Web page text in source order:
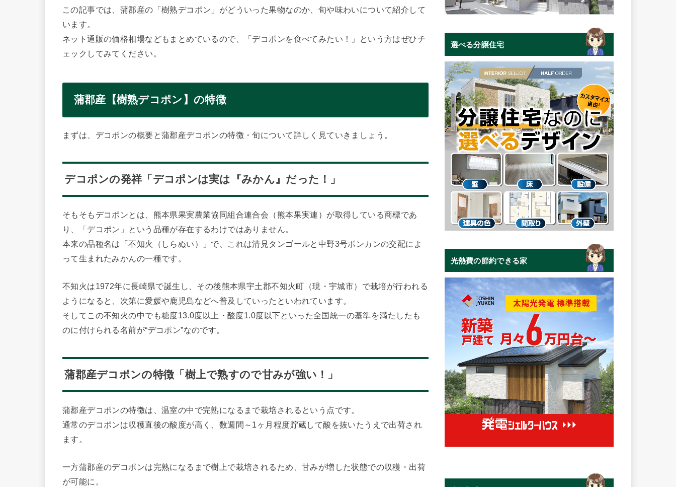
この記事では、蒲郡産の「樹熟デコポン」がどういった果物なのか、旬や味わいについて紹介して
います。
ネット通販の価格相場などもまとめているので、「デコポンを食べてみたい！」という方はぜひチ
ェックしてみてください。
蒲郡産【樹熟デコポン】の特徴
まずは、デコポンの概要と蒲郡産デコポンの特徴・旬について詳しく見ていきましょう。
デコポンの発祥「デコポンは実は『みかん』だった！」
そもそもデコポンとは、熊本県果実農業協同組合連合会（熊本果実連）が取得している商標であ
り、「デコポン」という品種が存在するわけではありません。
本来の品種名は「不知火（しらぬい）」で、これは清見タンゴールと中野3号ポンカンの交配によ
って生まれたみかんの一種です。
不知火は1972年に長崎県で誕生し、その後熊本県宇土郡不知火町（現・宇城市）で栽培が行われる
ようになると、次第に愛媛や鹿児島などへ普及していったといわれています。
そしてこの不知火の中でも糖度13.0度以上・酸度1.0度以下といった全国統一の基準を満たしたも
のに付けられる名前が“デコポン”なのです。
蒲郡産デコポンの特徴「樹上で熟すので甘みが強い！」
蒲郡産デコポンの特徴は、温室の中で完熟になるまで栽培されるという点です。
通常のデコポンは収穫直後の酸度が高く、数週間～1ヶ月程度貯蔵して酸を抜いたうえで出荷され
ます。
一方蒲郡産のデコポンは完熟になるまで樹上で栽培されるため、甘みが増した状態での収穫・出荷
が可能に。
選べる分譲住宅
光熱費の節約できる家